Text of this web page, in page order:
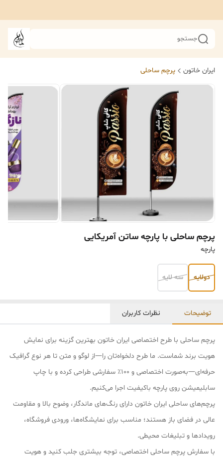
جستجو
ایران خاتون پرچم ساحلی
پرچم ساحلی با پارچه ساتن آمریکایی
پارچه
دولایه سه لایه
توضیحات نظرات کاربران
پرچم ساحلی با طرح اختصاصی ایران خاتون بهترین گزینه برای نمایش
هویت برند شماست. ما طرح دلخواه‌تان را—از لوگو و متن تا هر نوع گرافیک
حرفه‌ای—به‌صورت اختصاصی و ۱۰۰٪ سفارشی طراحی کرده و با چاپ
سابلیمیشن روی پارچه باکیفیت اجرا می‌کنیم.
پرچم‌های ساحلی ایران خاتون دارای رنگ‌های ماندگار، وضوح بالا و مقاومت
عالی در فضای باز هستند؛ مناسب برای نمایشگاه‌ها، ورودی فروشگاه،
رویدادها و تبلیغات محیطی.
با سفارش پرچم ساحلی اختصاصی، توجه بیشتری جلب کنید و هویت